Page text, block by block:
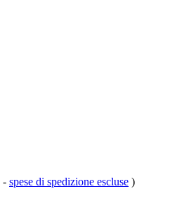
- spese di spedizione escluse )